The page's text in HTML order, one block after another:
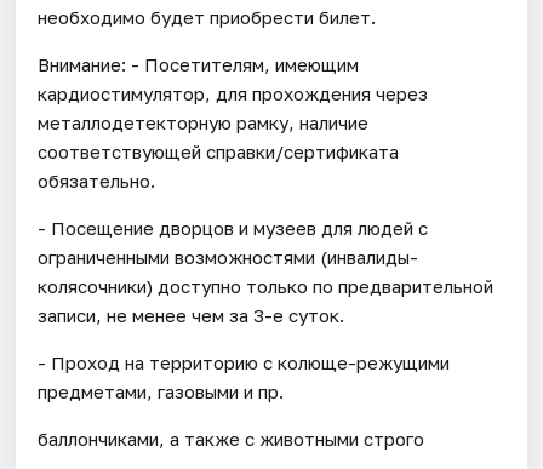
необходимо будет приобрести билет.
Внимание: - Посетителям, имеющим
кардиостимулятор, для прохождения через
металлодетекторную рамку, наличие
соответствующей справки/сертификата
обязательно.
- Посещение дворцов и музеев для людей с
ограниченными возможностями (инвалиды-
колясочники) доступно только по предварительной
записи, не менее чем за 3-е суток.
- Проход на территорию с колюще-режущими
предметами, газовыми и пр.
баллончиками, а также с животными строго